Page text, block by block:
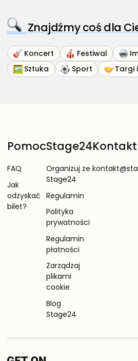
Znajdźmy coś dla
Koncert Festiwal
Sztuka
Sport Targi
Pomoc
FAQ
Jak
odzyskać
bilet?
Stage24
Organizuj ze
Stage24
Regulamin
Polityka
prywatności
Regulamin
płatności
Zarządzaj
plikami
cookie
Blog
Stage24
Kontakt